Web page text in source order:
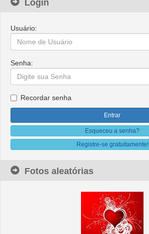
Login
Usuário:
Senha:
Recordar senha
Esqueceu a senha?
Registre-se gratuitamente!
Fotos aleatórias